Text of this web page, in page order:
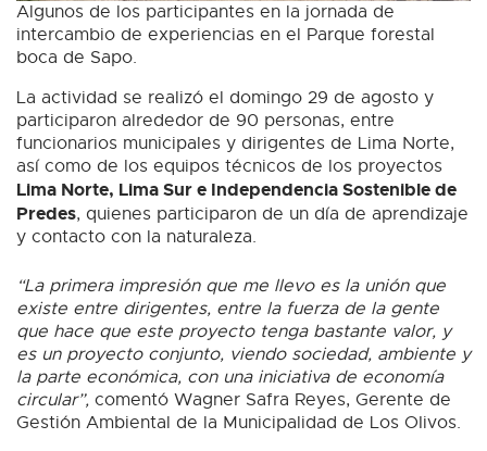
Algunos de los participantes en la jornada de
intercambio de experiencias en el Parque forestal
boca de Sapo.
La actividad se realizó el domingo 29 de agosto y
participaron alrededor de 90 personas, entre
funcionarios municipales y dirigentes de Lima Norte,
así como de los equipos técnicos de los proyectos
Lima Norte, Lima Sur e Independencia Sostenible de
Predes, quienes participaron de un día de aprendizaje
y contacto con la naturaleza.
“La primera impresión que me llevo es la unión que
existe entre dirigentes, entre la fuerza de la gente
que hace que este proyecto tenga bastante valor, y
es un proyecto conjunto, viendo sociedad, ambiente y
la parte económica, con una iniciativa de economía
circular”, comentó Wagner Safra Reyes, Gerente de
Gestión Ambiental de la Municipalidad de Los OIivos.